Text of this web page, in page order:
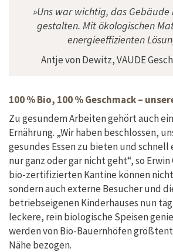
»Uns war wichtig, das
gestalten. Mit ökologischen
energieeffizienten
Antje von Dewitz, VAUDE
100 % Bio, 100 % Geschmack –
Zu gesundem Arbeiten gehört auch
Ernährung. „Wir haben beschlossen,
gesundes Essen zu bieten und schnell
nur ganz oder gar nicht geht“, so
bio-zertifizierten Kantine können
sondern auch externe Besucher und
betriebseigenen Kinderhauses nun
leckere, rein biologische Speisen
werden von Bio-Bauernhöfen
Nähe bezogen.